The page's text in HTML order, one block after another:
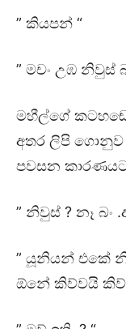
” කියපන් “
” මචං උඹ නිවුස්
මහීල්ගේ
අතර ලිපි ගොනුව
පවසන
” නිවුස් ? නෑ බං
” යූනියන් එකේ
ඕනේ කිව්වයි